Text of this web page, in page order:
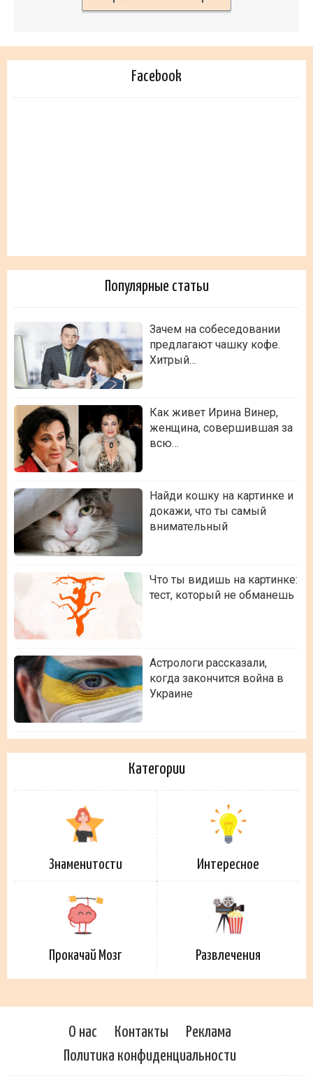
Facebook
Популярные статьи
Зачем на собеседовании
предлагают чашку кофе.
Хитрый…
Как живет Ирина Винер,
женщина, совершившая за
всю…
Найди кошку на картинке и
докажи, что ты самый
внимательный
Что ты видишь на картинке:
тест, который не обманешь
Астрологи рассказали,
когда закончится война в
Украине
Категории
Знаменитости Интересное
Прокачай Мозг Развлечения
О нас Контакты
Реклама
Политика конфиденциальности